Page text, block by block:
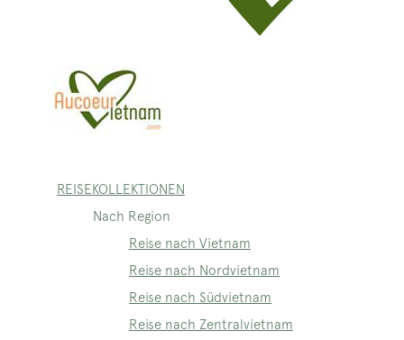
REISEKOLLEKTIONEN
Nach Region
Reise nach Vietnam
Reise nach Nordvietnam
Reise nach Südvietnam
Reise nach Zentralvietnam